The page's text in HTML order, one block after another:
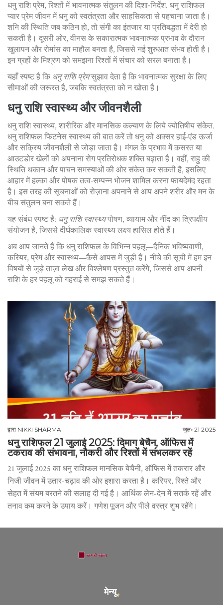
धनु राशि प्रेम, रिश्तों में भावनात्मक संतुलन की दिशा‑निर्देश. धनु राशिफल
प्यारप्रेम जीवन में धनु को स्वतंत्रता और साहसिकता से पहचाना जाता है।
शनि की स्थिति जब कठिन हो, तो संगी का इंतजार या प्रतिबद्धता में देरी हो
सकती है। दूसरी ओर, वीनस के सकारात्मक भावनात्मक प्रभाव के दौरान
खुलापन और रोमांस का माहौल बनता है, जिससे नई शुरुआत संभव होती है।
इन ग्रहों के मिश्रण को समझना रिश्तों में संचार को सरल बनाता है।
यहाँ स्पष्ट है कि धनु राशि प्रेमसुझाव देता है कि भावनात्मक सुरक्षा के लिए
सीमाओं की जरूरत है, जबकि स्वतंत्रता को न खोता है।
धनु राशि स्वास्थ्य और जीवनशैली
धनु राशि स्वास्थ्य, शारीरिक और मानसिक कल्याण के लिये ज्योतिषीय संकेत.
धनु राशिफल फिटनेसस्वास्थ्य की बात करें तो धनु को अक्सर हाई‑एंड ऊर्जा
और सक्रिय जीवनशैली से जोड़ा जाता है। मंगल के प्रभाव में कसरत या
आउटडोर खेलों को अपनाना रोग प्रतिरोधक शक्ति बढ़ाता है। वहीं, राहु की
स्थिति थकान और पाचन समस्याओं की ओर संकेत कर सकती है, इसलिए
आहार में हल्का और पोषक तत्व‑सम्पन्न भोजन शामिल करना फायदेमंद रहता
है। इस तरह की सूचनाओं को रोज़ाना अपनाने से आप अपने शरीर और मन के
बीच संतुलन बना सकते हैं।
यह संबंध स्पष्ट है: धनु राशि स्वास्थ्यपोषण, व्यायाम और नींद का त्रिपक्षीय
संयोजन है, जिससे दीर्घकालिक स्वास्थ्य लक्ष्य हासिल होते हैं।
अब आप जानते हैं कि धनु राशिफल के विभिन्न पहलू—दैनिक भविष्यवाणी,
करियर, प्रेम और स्वास्थ्य—कैसे आपस में जुड़ी हैं। नीचे की सूची में हम इन
विषयों से जुड़े ताज़ा लेख और विश्लेषण प्रस्तुत करेंगे, जिससे आप अपनी
राशि के हर पहलू को गहराई से समझ सकते हैं।
द्वारा NIKKI SHARMA जुल॰ 21 2025
धनु राशिफल 21 जुलाई 2025: दिमाग बेचैन, ऑफिस में
टकराव की संभावना, नौकरी और रिश्तों में संभलकर रहें
21 जुलाई 2025 का धनु राशिफल मानसिक बेचैनी, ऑफिस में तकरार और
निजी जीवन में उतार-चढ़ाव की ओर इशारा करता है। करियर, रिश्ते और
सेहत में संयम बरतने की सलाह दी गई है। आर्थिक लेन-देन में सतर्क रहें और
तनाव कम करने के उपाय करें। गणेश पूजन और पीले वस्त्र शुभ रहेंगे।
मेन्यू